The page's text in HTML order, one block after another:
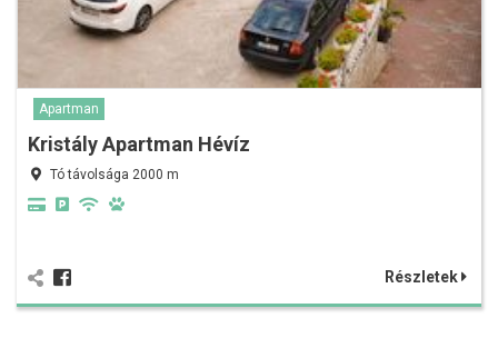
Apartman
Kristály Apartman Hévíz
Tó távolsága 2000 m
Részletek